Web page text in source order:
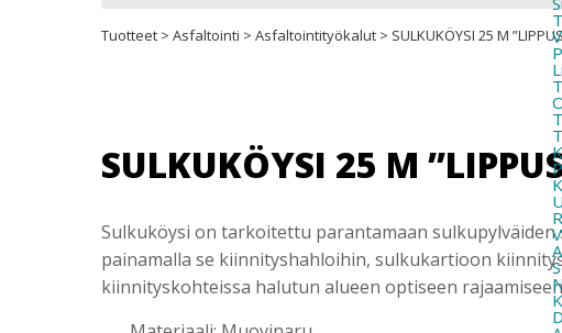
Tuotteet > Asfaltointi > Asfaltointityökalut > SULKUKÖYSI 25 M
SULKUKÖYSI 25 M
Sulkuköysi on tarkoitettu parantamaan
painamalla se kiinnityshahloihin, sulkukartioon
kiinnityskohteissa halutun alueen optiseen